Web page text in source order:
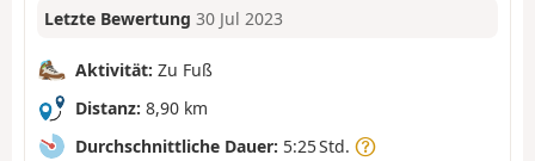
Letzte Bewertung 30 Jul 2023
Aktivität: Zu Fuß
Distanz: 8,90 km
Durchschnittliche Dauer: 5:25 Std.